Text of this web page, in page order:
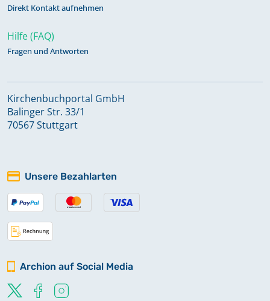
Direkt Kontakt aufnehmen
Hilfe (FAQ)
Fragen und Antworten
Kirchenbuchportal GmbH
Balinger Str. 33/1
70567 Stuttgart
Unsere Bezahlarten
Archion auf Social Media